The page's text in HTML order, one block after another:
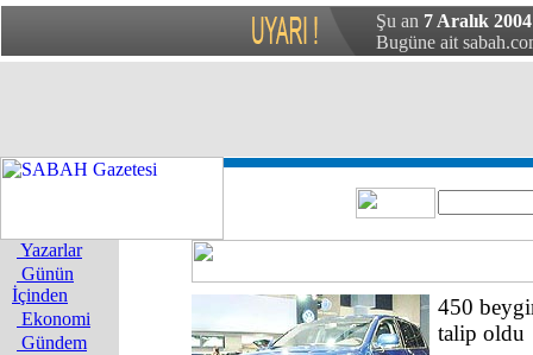
Şu an 7 Aralık 2004
Bugüne ait
Yazarlar
Günün
İçinden
Ekonomi
Gündem
450
talip oldu